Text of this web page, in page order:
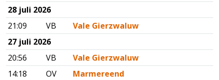
28 juli 2026
21:09
VB
Vale Gierzwaluw
27 juli 2026
20:56
VB
Vale Gierzwaluw
14:18
OV
Marmereend